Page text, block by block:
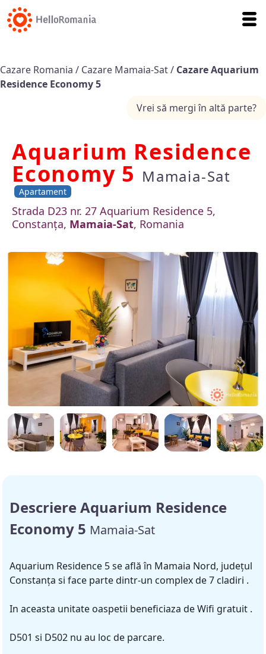
Cazare Romania / Cazare Mamaia-Sat/ Cazare Aquarium
Residence Economy 5
Vrei să mergi în altă parte?
Aquarium Residence
Economy 5 Mamaia-Sat
Apartament
Strada D23 nr. 27 Aquarium Residence 5,
Constanța, Mamaia-Sat, Romania
Descriere Aquarium Residence
Economy 5 Mamaia-Sat
Aquarium Residence 5 se află în Mamaia Nord, județul
Constanța si face parte dintr-un complex de 7 cladiri .
In aceasta unitate oaspetii beneficiaza de Wifi gratuit .
D501 si D502 nu au loc de parcare.